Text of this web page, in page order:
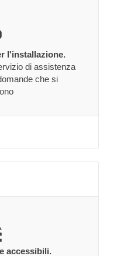
l'installazione.
di assistenza
che si
accessibili.